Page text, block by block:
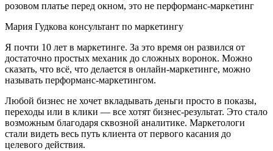
Мария Гудкова консультант по маркетингу
Я почти 10 лет в маркетинге. За это время он развился от
достаточно простых механик до сложных воронок. Можно
сказать, что всё, что делается в онлайн-маркетинге, можно
называть перформанс-маркетингом.
Любой бизнес не хочет вкладывать деньги просто в показы,
переходы или в клики — все хотят бизнес-результат. Это стало
возможным благодаря сквозной аналитике. Маркетологи
стали видеть весь путь клиента от первого касания до
целевого действия.